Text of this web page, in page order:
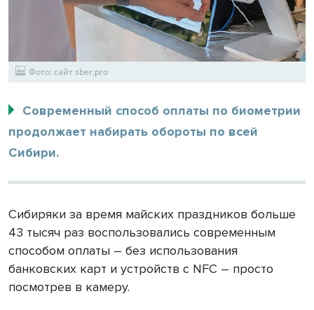
Фото: сайт sber.pro
Современный способ оплаты по биометрии
продолжает набирать обороты по всей
Сибири.
Сибиряки за время майских праздников больше
43 тысяч раз воспользовались современным
способом оплаты – без использования
банковских карт и устройств с NFC – просто
посмотрев в камеру.